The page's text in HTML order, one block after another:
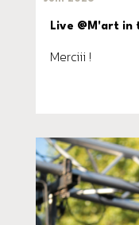
Live @M'art
Merciii !